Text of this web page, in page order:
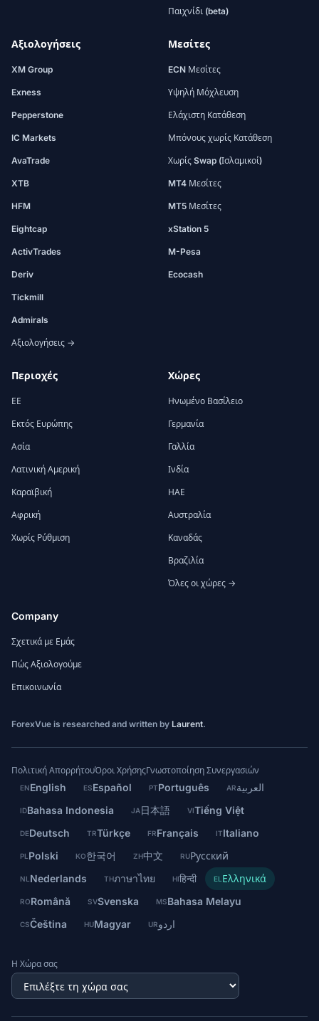
Παιχνίδι (beta)
Αξιολογήσεις
XM Group
Exness
Pepperstone
IC Markets
AvaTrade
XTB
HFM
Eightcap
ActivTrades
Deriv
Tickmill
Admirals
Αξιολογήσεις →
Μεσίτες
ECN Μεσίτες
Υψηλή Μόχλευση
Ελάχιστη Κατάθεση
Μπόνους χωρίς Κατάθεση
Χωρίς Swap (Ισλαμικοί)
MT4 Μεσίτες
MT5 Μεσίτες
xStation 5
M-Pesa
Ecocash
Περιοχές
ΕΕ
Εκτός Ευρώπης
Ασία
Λατινική Αμερική
Καραϊβική
Αφρική
Χωρίς Ρύθμιση
Χώρες
Ηνωμένο Βασίλειο
Γερμανία
Γαλλία
Ινδία
ΗΑΕ
Αυστραλία
Καναδάς
Βραζιλία
Όλες οι χώρες →
Company
Σχετικά με Εμάς
Πώς Αξιολογούμε
Επικοινωνία
ForexVue is researched and written by Laurent.
Πολιτική ΑπορρήτουΌροι ΧρήσηςΓνωστοποίηση Συνεργασιών
ENEnglish ESEspañol PTPortuguês ARالعربية
IDBahasa Indonesia JA日本語 VITiếng Việt
DEDeutsch TRTürkçe FRFrançais ITItaliano
PL Polski KO한국어 ZH中文 RUРусский
NL Nederlands THภาษาไทย HIहिन्दी EL Ελληνικά
RORomână SVSvenska MSBahasa Melayu
CSČeština HUMagyar URاردو
Η Χώρα σας